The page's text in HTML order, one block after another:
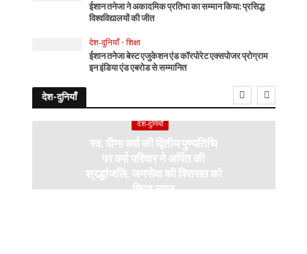
ईशान तनेजा ने अकादमिक प्रतिभा का सम्मान किया: प्रसिद्ध
विश्वविद्यालयों की जीत
देश-दुनियाँ • शिक्षा
ईशान तनेजा बेस्ट एजुकेशन एंड कॉरपोरेट एक्सपोजर प्रोग्राम
इन इंडिया एंड एबरोड से सम्मानित
देश-दुनियाँ
देश-दुनियाँ
स्व. वीणा वर्मा की द्वितीय पुण्यतिथि
पर वर्मा परिवार ने अर्पित की
श्रद्धांजलि, जनसेवा की विरासत को
किया नमन